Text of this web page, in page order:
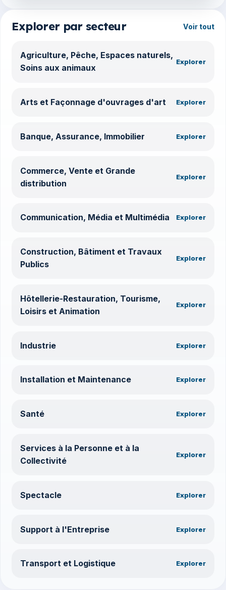
Explorer par secteur Voir tout
Agriculture, Pêche, Espaces naturels,
Soins aux animaux
Explorer
Arts et Façonnage d'ouvrages d'art Explorer
Banque, Assurance, Immobilier Explorer
Commerce, Vente et Grande
distribution
Explorer
Communication, Média et Multimédia Explorer
Construction, Bâtiment et Travaux
Publics
Explorer
Hôtellerie-Restauration, Tourisme,
Loisirs et Animation
Explorer
Industrie Explorer
Installation et Maintenance Explorer
Santé Explorer
Services à la Personne et à la
Collectivité
Explorer
Spectacle Explorer
Support à l'Entreprise Explorer
Transport et Logistique Explorer